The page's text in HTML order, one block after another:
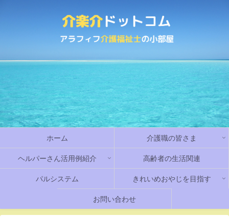
ホーム 介護職の皆さま
ヘルパーさん活用例紹介 高齢者の生活関連
パルシステム きれいめおやじを目指す
お問い合わせ